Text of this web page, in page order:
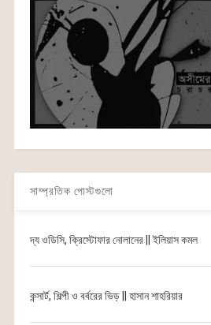
সাম্প্রতিক পোস্টগুলো
দ্য ওডিসি, ক্রিস্টোফার নোলানের || ইলিয়াস কমল
কন্সার্ট, শিল্পী ও বর্বরের ভিড় || হাসান শাহরিয়ার